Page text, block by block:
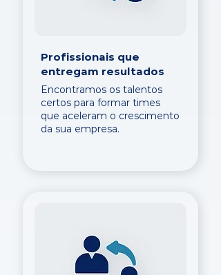
Profissionais que
entregam resultados
Encontramos os talentos
certos para formar times
que aceleram o crescimento
da sua empresa.